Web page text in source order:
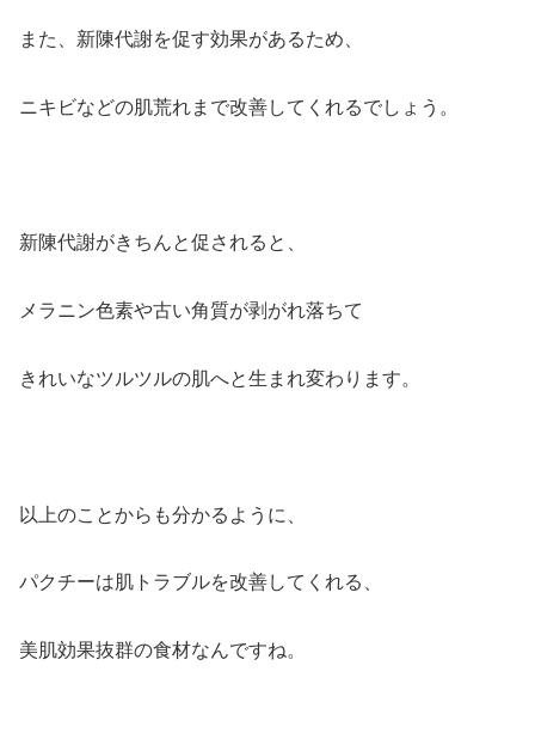
また、新陳代謝を促す効果があるため、
ニキビなどの肌荒れまで改善してくれるでしょう。
新陳代謝がきちんと促されると、
メラニン色素や古い角質が剥がれ落ちて
きれいなツルツルの肌へと生まれ変わります。
以上のことからも分かるように、
パクチーは肌トラブルを改善してくれる、
美肌効果抜群の食材なんですね。